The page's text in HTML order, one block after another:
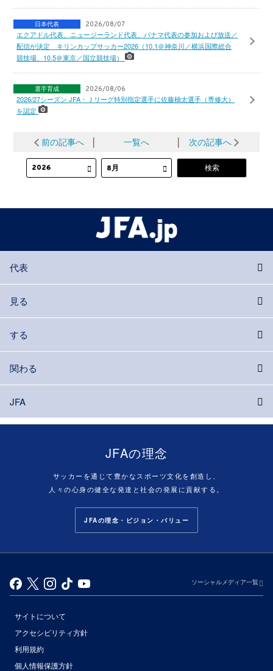
日本代表 2026/08/07
エクアドル代表、ニュージーランド代表、パナマ代表の参加および放送／
配信が決定 キリンカップサッカー2026（10.1＠神奈川／横浜国際総合
競技場、10.5＠東京／国立競技場）
選手育成 2026/08/06
2026/27シーズン JFA・Ｊリーグ特別指定選手に佐藤柚太選手（専修大）
を認定
前の記事へ 一覧へ 次の記事へ
代表
見る
する
関わる
JFA
JFAの理念
サッカーを通じて豊かなスポーツ文化を創造し、
人々の心身の健全な発達と社会の発展に貢献する。
JFAの理念・ビジョン・バリュー
ソーシャルメディア一覧
サイトについて
アクセシビリティ方針
利用規約
個人情報保護方針